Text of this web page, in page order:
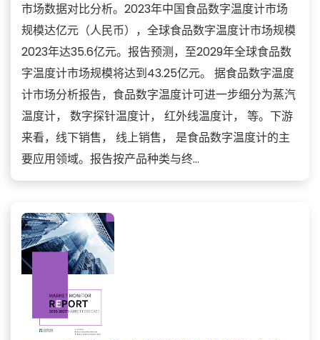
市场数据对比分析。2023年中国食品数字温度计市场
规模达亿元（人民币），全球食品数字温度计市场规模
2023年达35.6亿元。报告预测，至2029年全球食品数
字温度计市场规模将达到43.25亿元。 据食品数字温度
计市场分析报告，食品数字温度计可进一步细分为蒸汽
温度计， 数字探针温度计， 红外线温度计， 等。下游
来看，线下销售， 线上销售， 是食品数字温度计的主
要应用领域。报告按产品种类与终...